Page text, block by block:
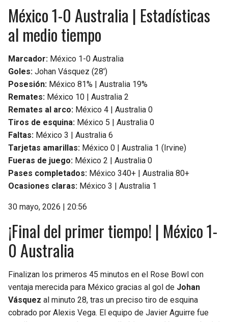
México 1-0 Australia | Estadísticas
al medio tiempo
Marcador: México 1-0 Australia
Goles: Johan Vásquez (28′)
Posesión: México 81% | Australia 19%
Remates: México 10 | Australia 2
Remates al arco: México 4 | Australia 0
Tiros de esquina: México 5 | Australia 0
Faltas: México 3 | Australia 6
Tarjetas amarillas: México 0 | Australia 1 (Irvine)
Fueras de juego: México 2 | Australia 0
Pases completados: México 340+ | Australia 80+
Ocasiones claras: México 3 | Australia 1
30 mayo, 2026 | 20:56
¡Final del primer tiempo! | México 1-
0 Australia
Finalizan los primeros 45 minutos en el Rose Bowl con
ventaja merecida para México gracias al gol de Johan
Vásquez al minuto 28, tras un preciso tiro de esquina
cobrado por Alexis Vega. El equipo de Javier Aguirre fue